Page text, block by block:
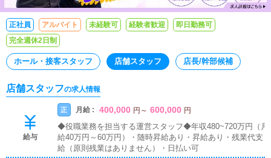
正社員 アルバイト 未経験可 経験者歓迎
即日勤務可
完全週休2日制
ホール・接客スタッフ 店舗スタッフ 店長/幹部候補
店舗スタッフの求人情報
給与
正 月給 : 400,000 円 ～ 600,000 円
◆役職業務を担当する運営スタッフ◆年収480~720万円（月
給40万円～60万円）・随時昇給あり・昇給あり・残業代支
給（原則残業はありません）・日払い可